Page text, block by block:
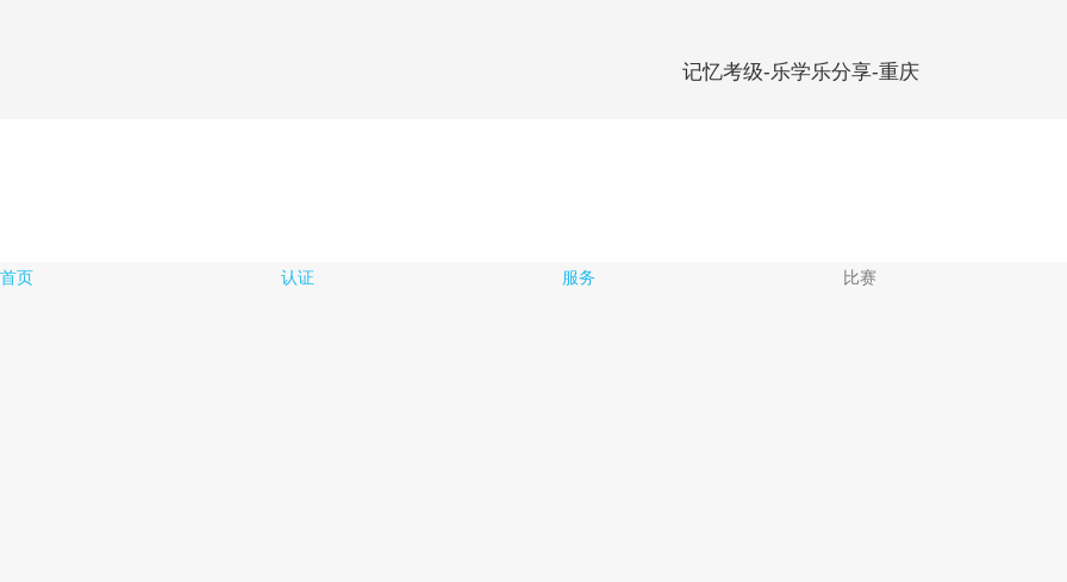
记忆考级-乐学乐分享-重庆
首页 认证 服务 比赛